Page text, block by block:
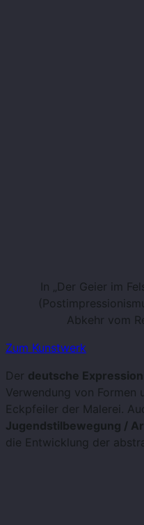
In „Der Geier im
Abkehr vom
Zum Kunstwerk
Der deutsche
Verwendung von Formen
Eckpfeiler der Malerei.
Jugendstilbewegung /
die Entwicklung der